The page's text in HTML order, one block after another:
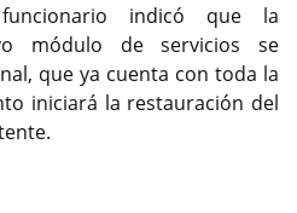
indicó que la
módulo de servicios se
que ya cuenta con toda la
iniciará la restauración del